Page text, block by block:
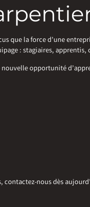
que la force d’une
: stagiaires,
opportunité
nous dès